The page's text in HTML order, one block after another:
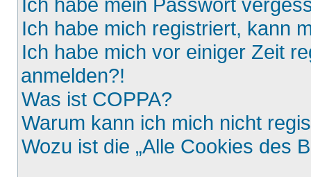
Ich habe mich registriert, kann
Ich habe mich vor einiger Zeit
anmelden?!
Was ist COPPA?
Warum kann ich mich nicht
Wozu ist die „Alle Cookies des